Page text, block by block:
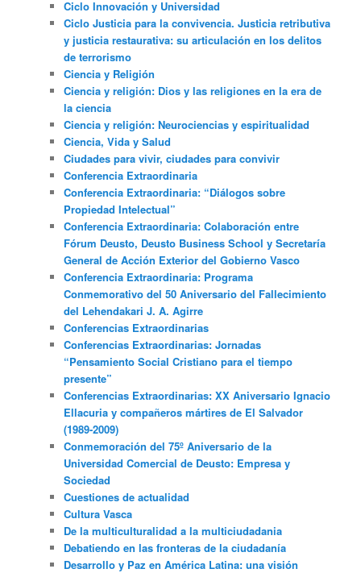
Ciclo Innovación y Universidad
Ciclo Justicia para la convivencia. Justicia retributiva
y justicia restaurativa: su articulación en los delitos
de terrorismo
Ciencia y Religión
Ciencia y religión: Dios y las religiones en la era de
la ciencia
Ciencia y religión: Neurociencias y espiritualidad
Ciencia, Vida y Salud
Ciudades para vivir, ciudades para convivir
Conferencia Extraordinaria
Conferencia Extraordinaria: “Diálogos sobre
Propiedad Intelectual”
Conferencia Extraordinaria: Colaboración entre
Fórum Deusto, Deusto Business School y Secretaría
General de Acción Exterior del Gobierno Vasco
Conferencia Extraordinaria: Programa
Conmemorativo del 50 Aniversario del Fallecimiento
del Lehendakari J. A. Agirre
Conferencias Extraordinarias
Conferencias Extraordinarias: Jornadas
“Pensamiento Social Cristiano para el tiempo
presente”
Conferencias Extraordinarias: XX Aniversario Ignacio
Ellacuria y compañeros mártires de El Salvador
(1989-2009)
Conmemoración del 75º Aniversario de la
Universidad Comercial de Deusto: Empresa y
Sociedad
Cuestiones de actualidad
Cultura Vasca
De la multiculturalidad a la multiciudadania
Debatiendo en las fronteras de la ciudadanía
Desarrollo y Paz en América Latina: una visión